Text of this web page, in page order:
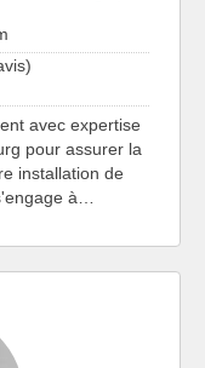
avec expertise
pour assurer la
installation de
à…